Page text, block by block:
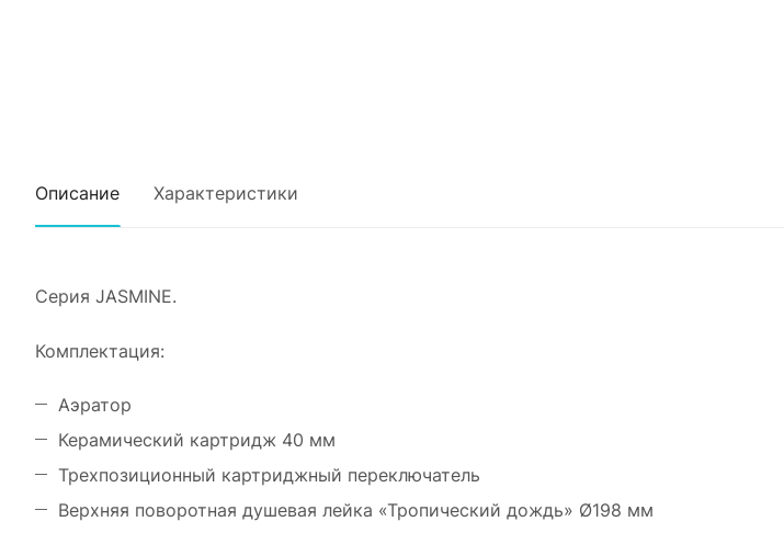
Описание Характеристики
Серия JASMINE.
Комплектация:
Аэратор
Керамический картридж 40 мм
Трехпозиционный картриджный переключатель
Верхняя поворотная душевая лейка «Тропический дождь» Ø198 мм